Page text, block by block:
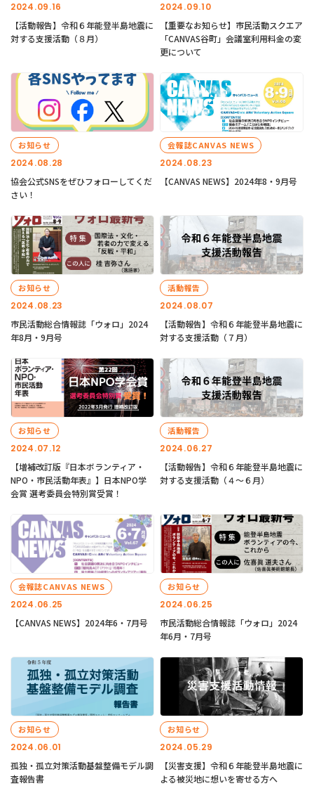
2024.09.16
【活動報告】令和６年能登半島地震に
対する支援活動（８月）
2024.09.10
【重要なお知らせ】市民活動スクエア
「CANVAS谷町」会議室利用料金の変
更について
2024.08.28
お知らせ
協会公式SNSをぜひフォローしてくだ
さい！
2024.08.23
会報誌CANVAS NEWS
【CANVAS NEWS】2024年8・9月号
2024.08.23
お知らせ
市民活動総合情報誌「ウォロ」2024
年8月・9月号
2024.08.07
活動報告
【活動報告】令和６年能登半島地震に
対する支援活動（７月）
2024.07.12
お知らせ
【増補改訂版『日本ボランティア・
NPO・市民活動年表』】日本NPO学
会賞 選考委員会特別賞受賞！
2024.06.27
活動報告
【活動報告】令和６年能登半島地震に
対する支援活動（４〜６月）
2024.06.25
会報誌CANVAS NEWS
【CANVAS NEWS】2024年6・7月号
2024.06.25
お知らせ
市民活動総合情報誌「ウォロ」2024
年6月・7月号
2024.06.01
お知らせ
孤独・孤立対策活動基盤整備モデル調
査報告書
2024.05.29
お知らせ
【災害支援】令和６年能登半島地震に
よる被災地に想いを寄せる方へ